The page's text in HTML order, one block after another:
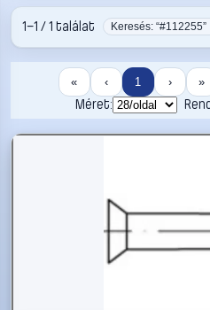
1–1 / 1 találat Keresés:
« ‹ 1 › »
Méret: